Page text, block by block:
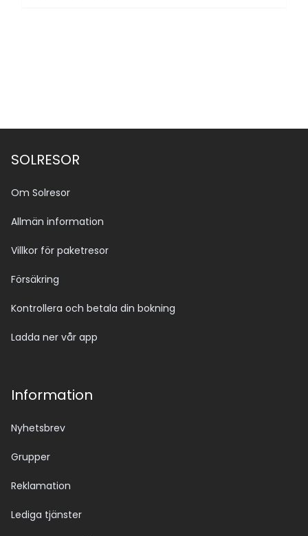
SOLRESOR
Om Solresor
Allmän information
Villkor för paketresor
Försäkring
Kontrollera och betala din bokning
Ladda ner vår app
Information
Nyhetsbrev
Grupper
Reklamation
Lediga tjänster